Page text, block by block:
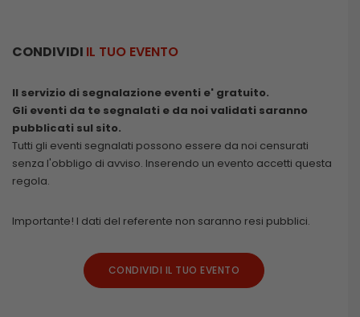
CONDIVIDI IL TUO EVENTO
Il servizio di segnalazione eventi e' gratuito.
Gli eventi da te segnalati e da noi validati saranno
pubblicati sul sito.
Tutti gli eventi segnalati possono essere da noi censurati
senza l'obbligo di avviso. Inserendo un evento accetti questa
regola.
Importante! I dati del referente non saranno resi pubblici.
CONDIVIDI IL TUO EVENTO